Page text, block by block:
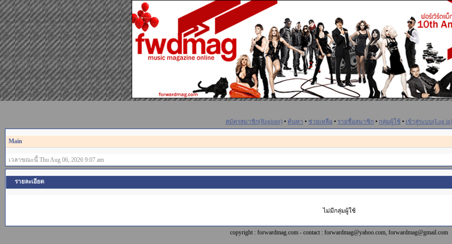
สมัครสมาชิก(Register) • ค้นหา • ช่วยเหลือ • รายชื่อสมาชิก • กลุ่มผู้ใช้ • เข้าสู่ระบบ(Log in)
Main
เวลาขณะนี้ Thu Aug 06, 2026 9:07 am
รายละเอียด
ไม่มีกลุ่มผู้ใช้
copyright : forwardmag.com - contact : forwardmag@yahoo.com, forwardmag@gmail.com